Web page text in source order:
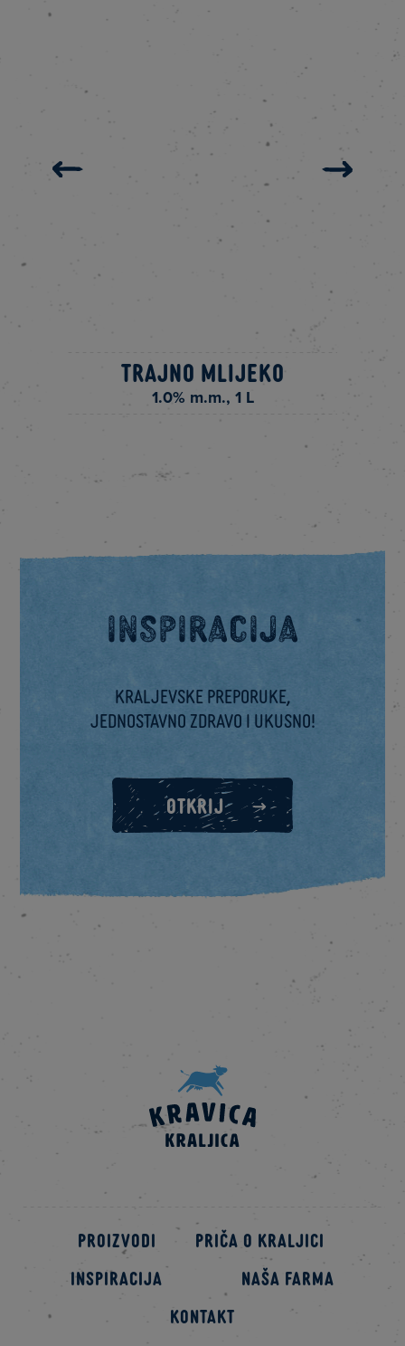
Trajno mlijeko
1.0% m.m., 1 L
Inspiracija
Kraljevske preporuke,
jednostavno zdravo i ukusno!
OTKRIJ
Proizvodi
Priča o kraljici
Inspiracija
Naša farma
Kontakt